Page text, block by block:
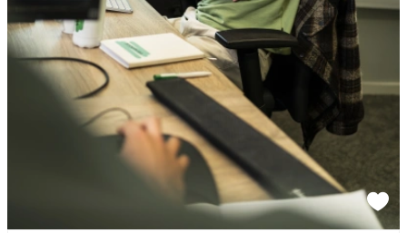
Sponsored link